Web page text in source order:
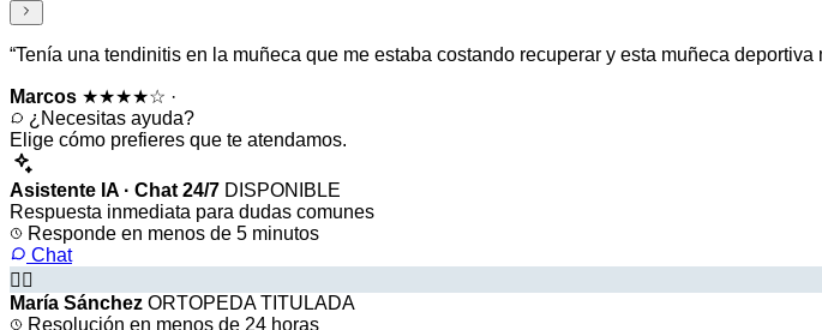
“Tenía una tendinitis en la muñeca que me estaba costando recuperar y esta muñeca
Marcos ★★★★☆ ·
¿Necesitas ayuda?
Elige cómo prefieres que te atendamos.
Asistente IA · Chat 24/7 DISPONIBLE
Respuesta inmediata para dudas comunes
Responde en menos de 5 minutos
Chat
👩‍⚕️
María Sánchez ORTOPEDA TITULADA
Resolución en menos de 24 horas